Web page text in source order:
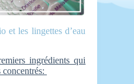
et les lingettes d’eau
ingrédients qui